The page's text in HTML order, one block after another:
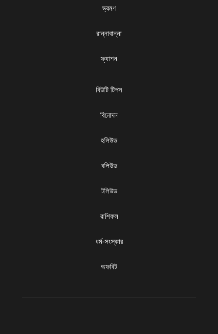
ভ্রমণ
রান্নাবান্না
ফ্যাশন
বিউটি টিপস
বিনোদন
হলিউড
বলিউড
টলিউড
রাশিফল
ধৰ্ম-সংস্কার
অফবিট